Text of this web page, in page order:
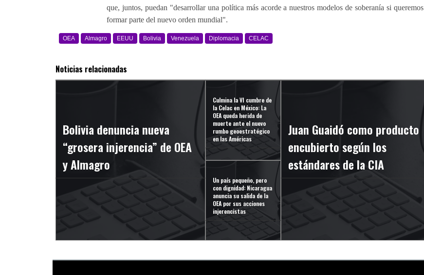
que, juntos, puedan "desarrollar una política más acorde a nuestros modelos de soberanía si queremos
formar parte del nuevo orden mundial".
OEA Almagro EEUU Bolivia Venezuela Diplomacia CELAC
Noticias relacionadas
Bolivia denuncia nueva
“grosera injerencia” de OEA
y Almagro
Culmina la VI cumbre de
la Celac en México: La
OEA queda herida de
muerte ante el nuevo
rumbo geoestratégico
en las Américas
Un país pequeño, pero
con dignidad: Nicaragua
anuncia su salida de la
OEA por sus acciones
injerencistas
Juan Guaidó como producto
encubierto según los
estándares de la CIA